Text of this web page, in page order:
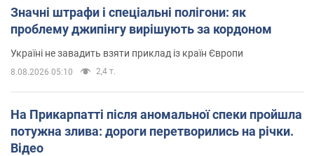
Значні штрафи і спеціальні полігони: як
проблему джипінгу вирішують за кордоном
Україні не завадить взяти приклад із країн Європи
8.08.2026 05:10 2,4 т.
На Прикарпатті після аномальної спеки пройшла
потужна злива: дороги перетворились на річки.
Відео